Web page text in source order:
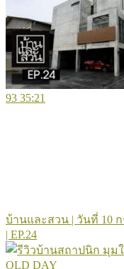
93 35:21
บ้านและสวน | วันที่ 10
| EP.24